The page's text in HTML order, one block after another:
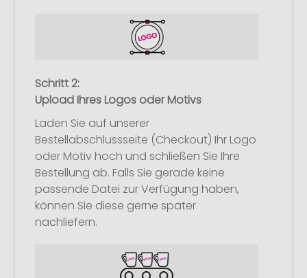
Schritt 2:
Upload Ihres Logos oder Motivs
Laden Sie auf unserer
Bestellabschlussseite (Checkout) Ihr Logo
oder Motiv hoch und schließen Sie Ihre
Bestellung ab. Falls Sie gerade keine
passende Datei zur Verfügung haben,
können Sie diese gerne später
nachliefern.